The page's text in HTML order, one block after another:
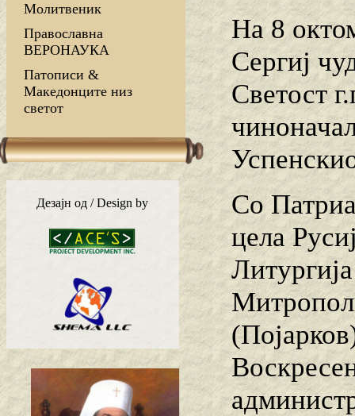
Молитвеник
Православна
ВЕРОНАУКА
Патописи &
Македонците низ
светот
Дезајн од / Design by
На 8
Сергиј
Светост
Со
цела